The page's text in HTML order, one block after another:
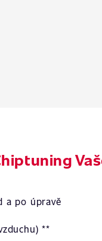
a po úpravě
**